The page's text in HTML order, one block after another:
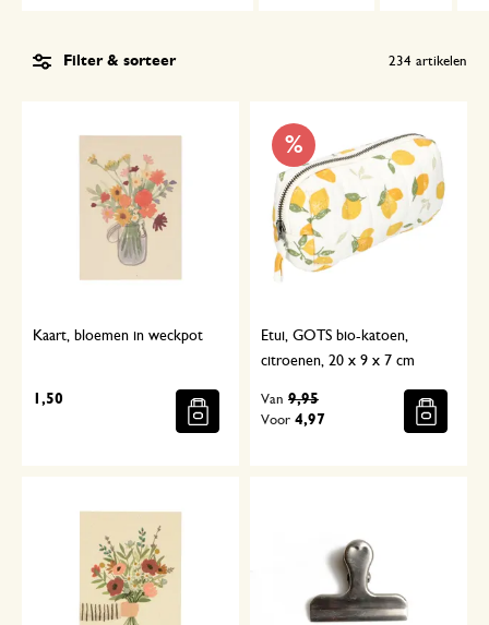
Filter & sorteer 234 artikelen
Kaart, bloemen in weckpot
1,50
%
Etui, GOTS bio-katoen,
citroenen, 20 x 9 x 7 cm
Voor 4,97
Van 9,95